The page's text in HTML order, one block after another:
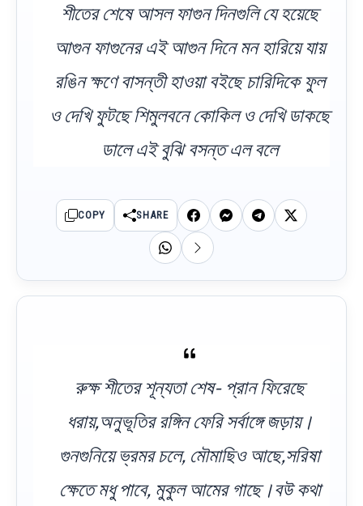
শীতের শেষে আসল ফাগুন দিনগুলি যে হয়েছে
আগুন ফাগুনের এই আগুন দিনে মন হারিয়ে যায়
রঙিন ক্ষণে বাসন্তী হাওয়া বইছে চারিদিকে ফুল
ও দেখি ফুটছে শিমুলবনে কোকিল ও দেখি ডাকছে
ডালে এই বুঝি বসন্ত এল বলে
COPY SHARE
রুক্ষ শীতের শূন্যতা শেষ- প্রান ফিরেছে
ধরায়,অনুভূতির রঙ্গিন ফেরি সর্বাঙ্গে জড়ায়।
গুনগুনিয়ে ভ্রমর চলে, মৌমাছিও আছে,সরিষা
ক্ষেতে মধু পাবে, মুকুল আমের গাছে।বউ কথা